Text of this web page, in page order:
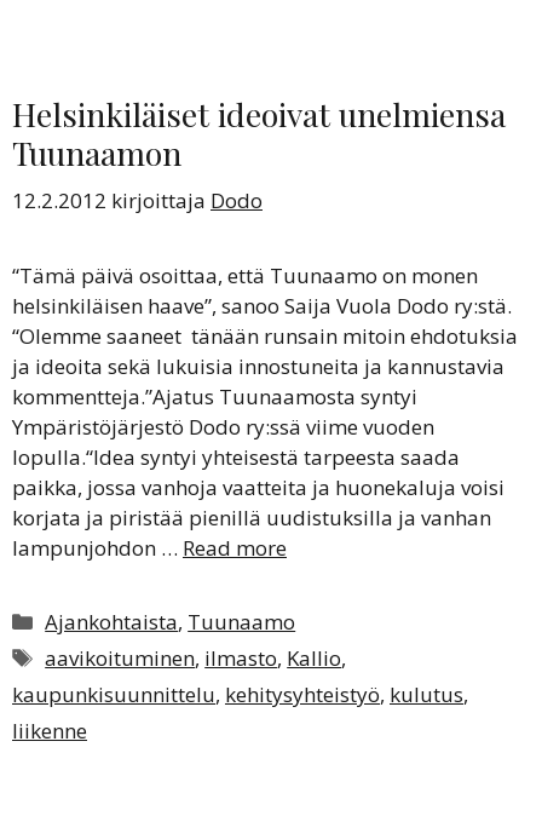
Helsinkiläiset ideoivat unelmiensa
Tuunaamon
12.2.2012 kirjoittaja Dodo
“Tämä päivä osoittaa, että Tuunaamo on monen
helsinkiläisen haave”, sanoo Saija Vuola Dodo ry:stä.
“Olemme saaneet tänään runsain mitoin ehdotuksia
ja ideoita sekä lukuisia innostuneita ja kannustavia
kommentteja.”Ajatus Tuunaamosta syntyi
Ympäristöjärjestö Dodo ry:ssä viime vuoden
lopulla.“Idea syntyi yhteisestä tarpeesta saada
paikka, jossa vanhoja vaatteita ja huonekaluja voisi
korjata ja piristää pienillä uudistuksilla ja vanhan
lampunjohdon … Read more
Kategoriat
Ajankohtaista, Tuunaamo
Avainsanat
aavikoituminen, ilmasto, Kallio,
kaupunkisuunnittelu, kehitysyhteistyö, kulutus,
liikenne